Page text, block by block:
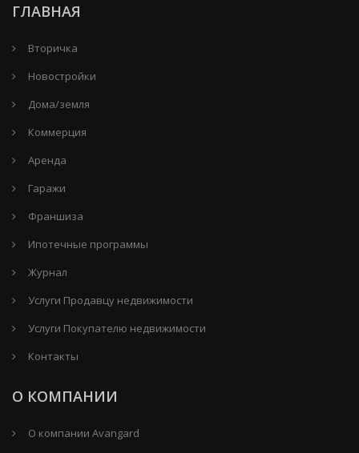
ГЛАВНАЯ
Вторичка
Новостройки
Дома/земля
Коммерция
Аренда
Гаражи
Франшиза
Ипотечные программы
Журнал
Услуги Продавцу недвижимости
Услуги Покупателю недвижимости
Контакты
О КОМПАНИИ
О компании Avangard